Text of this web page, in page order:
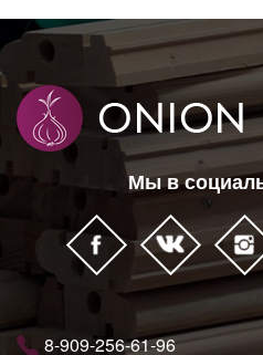
Мы в
8-909-256-61-96